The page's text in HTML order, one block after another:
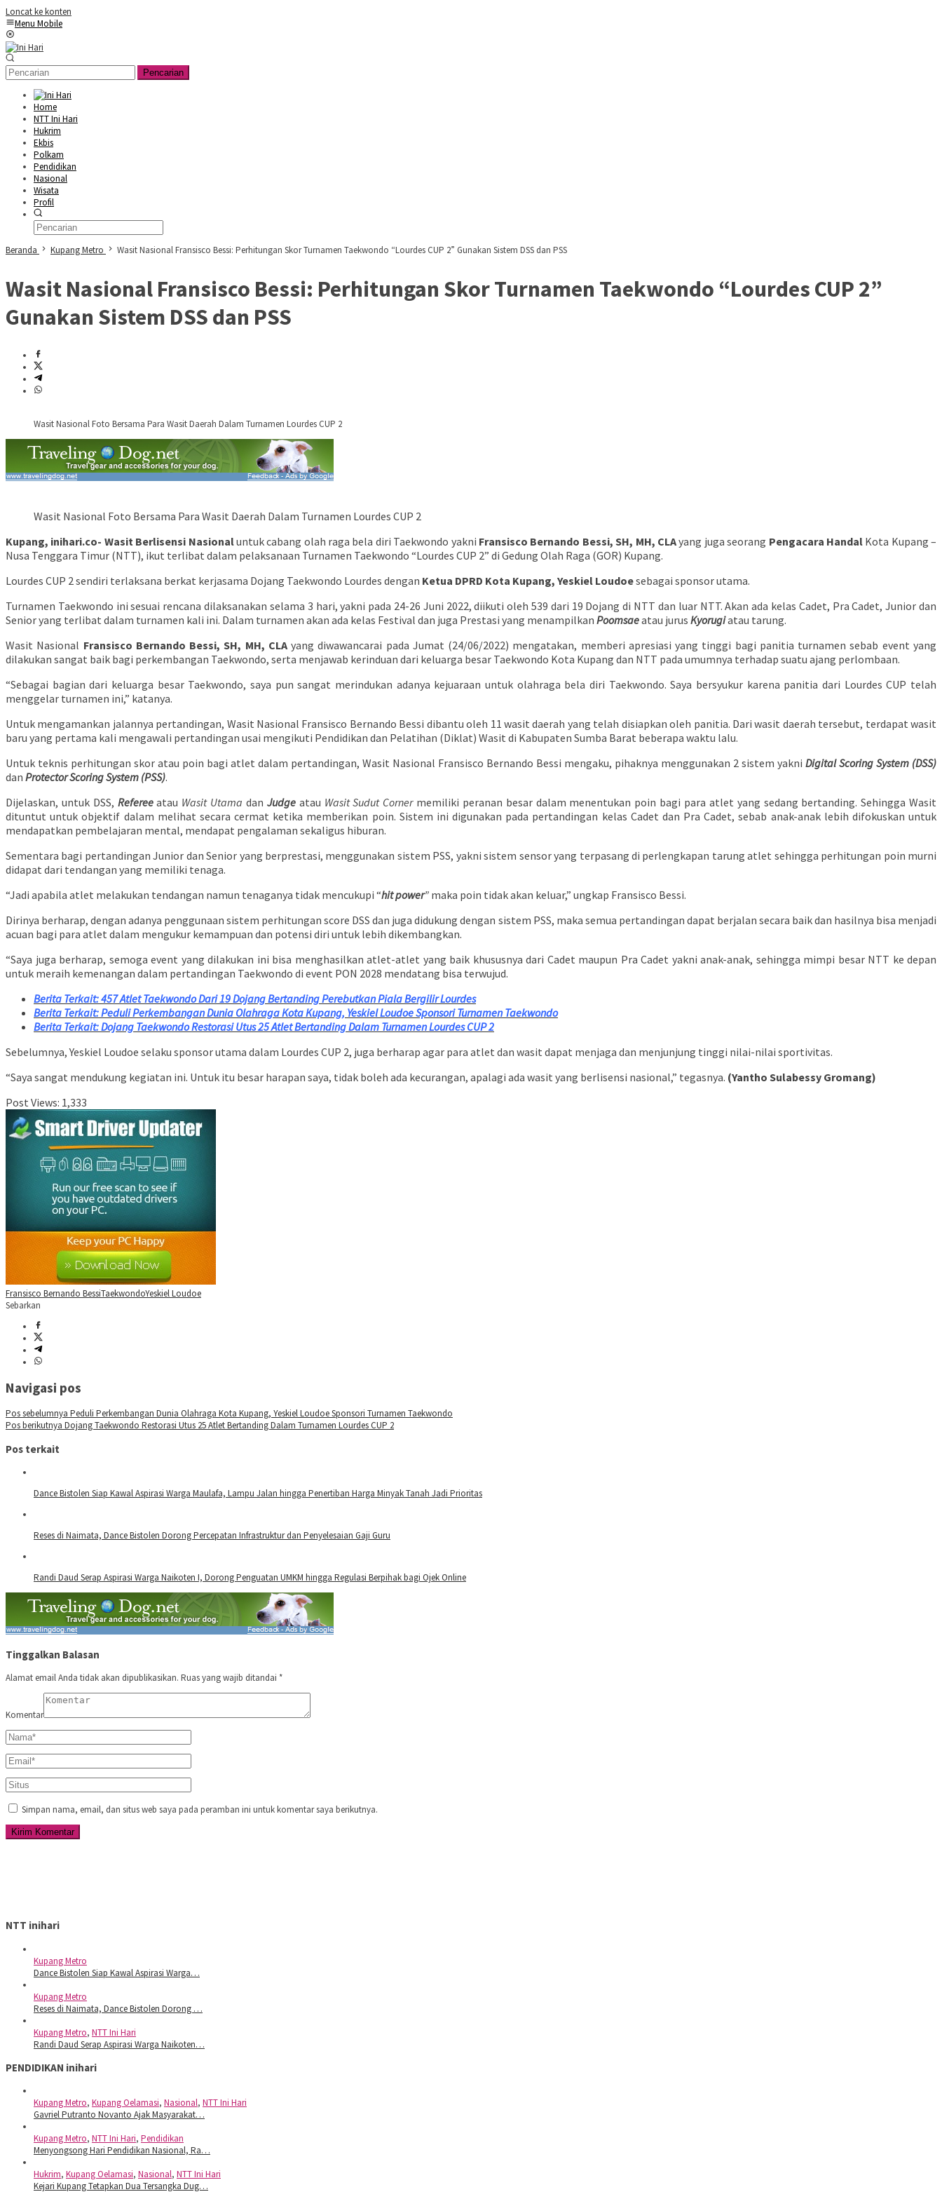
Loncat ke konten
Menu Mobile
Pencarian
Home
NTT Ini Hari
Hukrim
Ekbis
Polkam
Pendidikan
Nasional
Wisata
Profil
Beranda Kupang Metro Wasit Nasional Fransisco Bessi: Perhitungan Skor Turnamen Taekwondo “Lourdes CUP 2” Gunakan Sistem DSS dan PSS
Wasit Nasional Fransisco Bessi: Perhitungan Skor Turnamen Taekwondo “Lourdes CUP 2”
Gunakan Sistem DSS dan PSS
Wasit Nasional Foto Bersama Para Wasit Daerah Dalam Turnamen Lourdes CUP 2
Wasit Nasional Foto Bersama Para Wasit Daerah Dalam Turnamen Lourdes CUP 2
Kupang, inihari.co- Wasit Berlisensi Nasionaluntuk cabang olah raga bela diri Taekwondo yakni Fransisco Bernando Bessi, SH, MH, CLAyang juga seorang Pengacara HandalKota Kupang –
Nusa Tenggara Timur (NTT), ikut terlibat dalam pelaksanaan Turnamen Taekwondo “Lourdes CUP 2” di Gedung Olah Raga (GOR) Kupang.
Lourdes CUP 2 sendiri terlaksana berkat kerjasama Dojang Taekwondo Lourdes dengan Ketua DPRD Kota Kupang, Yeskiel Loudoesebagai sponsor utama.
Turnamen Taekwondo ini sesuai rencana dilaksanakan selama 3 hari, yakni pada 24-26 Juni 2022, diikuti oleh 539 dari 19 Dojang di NTT dan luar NTT. Akan ada kelas Cadet, Pra Cadet, Junior dan
Senior yang terlibat dalam turnamen kali ini. Dalam turnamen akan ada kelas Festival dan juga Prestasi yang menampilkan Poomsaeatau jurus Kyorugiatau tarung.
Wasit Nasional Fransisco Bernando Bessi, SH, MH, CLAyang diwawancarai pada Jumat (24/06/2022) mengatakan, memberi apresiasi yang tinggi bagi panitia turnamen sebab event yang
dilakukan sangat baik bagi perkembangan Taekwondo, serta menjawab kerinduan dari keluarga besar Taekwondo Kota Kupang dan NTT pada umumnya terhadap suatu ajang perlombaan.
“Sebagai bagian dari keluarga besar Taekwondo, saya pun sangat merindukan adanya kejuaraan untuk olahraga bela diri Taekwondo. Saya bersyukur karena panitia dari Lourdes CUP telah
menggelar turnamen ini,” katanya.
Untuk mengamankan jalannya pertandingan, Wasit Nasional Fransisco Bernando Bessi dibantu oleh 11 wasit daerah yang telah disiapkan oleh panitia. Dari wasit daerah tersebut, terdapat wasit
baru yang pertama kali mengawali pertandingan usai mengikuti Pendidikan dan Pelatihan (Diklat) Wasit di Kabupaten Sumba Barat beberapa waktu lalu.
Untuk teknis perhitungan skor atau poin bagi atlet dalam pertandingan, Wasit Nasional Fransisco Bernando Bessi mengaku, pihaknya menggunakan 2 sistem yakni Digital Scoring System (DSS)
dan Protector Scoring System (PSS).
Dijelaskan, untuk DSS, Refereeatau Wasit Utama dan Judgeatau Wasit Sudut Cornermemiliki peranan besar dalam menentukan poin bagi para atlet yang sedang bertanding. Sehingga Wasit
dituntut untuk objektif dalam melihat secara cermat ketika memberikan poin. Sistem ini digunakan pada pertandingan kelas Cadet dan Pra Cadet, sebab anak-anak lebih difokuskan untuk
mendapatkan pembelajaran mental, mendapat pengalaman sekaligus hiburan.
Sementara bagi pertandingan Junior dan Senior yang berprestasi, menggunakan sistem PSS, yakni sistem sensor yang terpasang di perlengkapan tarung atlet sehingga perhitungan poin murni
didapat dari tendangan yang memiliki tenaga.
“Jadi apabila atlet melakukan tendangan namun tenaganya tidak mencukupi “hit power” maka poin tidak akan keluar,” ungkap Fransisco Bessi.
Dirinya berharap, dengan adanya penggunaan sistem perhitungan score DSS dan juga didukung dengan sistem PSS, maka semua pertandingan dapat berjalan secara baik dan hasilnya bisa menjadi
acuan bagi para atlet dalam mengukur kemampuan dan potensi diri untuk lebih dikembangkan.
“Saya juga berharap, semoga event yang dilakukan ini bisa menghasilkan atlet-atlet yang baik khususnya dari Cadet maupun Pra Cadet yakni anak-anak, sehingga mimpi besar NTT ke depan
untuk meraih kemenangan dalam pertandingan Taekwondo di event PON 2028 mendatang bisa terwujud.
Berita Terkait: 457 Atlet Taekwondo Dari 19 Dojang Bertanding Perebutkan Piala Bergilir Lourdes
Berita Terkait: Peduli Perkembangan Dunia Olahraga Kota Kupang, Yeskiel Loudoe Sponsori Turnamen Taekwondo
Berita Terkait: Dojang Taekwondo Restorasi Utus 25 Atlet Bertanding Dalam Turnamen Lourdes CUP 2
Sebelumnya, Yeskiel Loudoe selaku sponsor utama dalam Lourdes CUP 2, juga berharap agar para atlet dan wasit dapat menjaga dan menjunjung tinggi nilai-nilai sportivitas.
“Saya sangat mendukung kegiatan ini. Untuk itu besar harapan saya, tidak boleh ada kecurangan, apalagi ada wasit yang berlisensi nasional,” tegasnya. (Yantho Sulabessy Gromang)
Post Views: 1,333
Fransisco Bernando BessiTaekwondoYeskiel Loudoe
Sebarkan
Navigasi pos
Pos sebelumnya Peduli Perkembangan Dunia Olahraga Kota Kupang, Yeskiel Loudoe Sponsori Turnamen Taekwondo
Pos berikutnya Dojang Taekwondo Restorasi Utus 25 Atlet Bertanding Dalam Turnamen Lourdes CUP 2
Pos terkait
Dance Bistolen Siap Kawal Aspirasi Warga Maulafa, Lampu Jalan hingga Penertiban Harga Minyak Tanah Jadi Prioritas
Reses di Naimata, Dance Bistolen Dorong Percepatan Infrastruktur dan Penyelesaian Gaji Guru
Randi Daud Serap Aspirasi Warga Naikoten I, Dorong Penguatan UMKM hingga Regulasi Berpihak bagi Ojek Online
Tinggalkan Balasan
Alamat email Anda tidak akan dipublikasikan. Ruas yang wajib ditandai *
Komentar
Simpan nama, email, dan situs web saya pada peramban ini untuk komentar saya berikutnya.
NTT inihari
Kupang Metro
Dance Bistolen Siap Kawal Aspirasi Warga…
Kupang Metro
Reses di Naimata, Dance Bistolen Dorong …
Kupang Metro, NTT Ini Hari
Randi Daud Serap Aspirasi Warga Naikoten…
PENDIDIKAN inihari
Kupang Metro, Kupang Oelamasi, Nasional, NTT Ini Hari
Gavriel Putranto Novanto Ajak Masyarakat…
Kupang Metro, NTT Ini Hari, Pendidikan
Menyongsong Hari Pendidikan Nasional, Ra…
Hukrim, Kupang Oelamasi, Nasional, NTT Ini Hari
Kejari Kupang Tetapkan Dua Tersangka Dug…